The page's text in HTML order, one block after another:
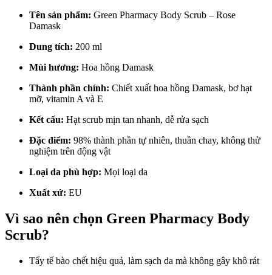
Tên sản phẩm: Green Pharmacy Body Scrub – Rose
Damask
Dung tích: 200 ml
Mùi hương: Hoa hồng Damask
Thành phần chính: Chiết xuất hoa hồng Damask, bơ hạt
mỡ, vitamin A và E
Kết cấu: Hạt scrub mịn tan nhanh, dễ rửa sạch
Đặc điểm: 98% thành phần tự nhiên, thuần chay, không thử
nghiệm trên động vật
Loại da phù hợp: Mọi loại da
Xuất xứ: EU
Vì sao nên chọn Green Pharmacy Body
Scrub?
Tẩy tế bào chết hiệu quả, làm sạch da mà không gây khô rát